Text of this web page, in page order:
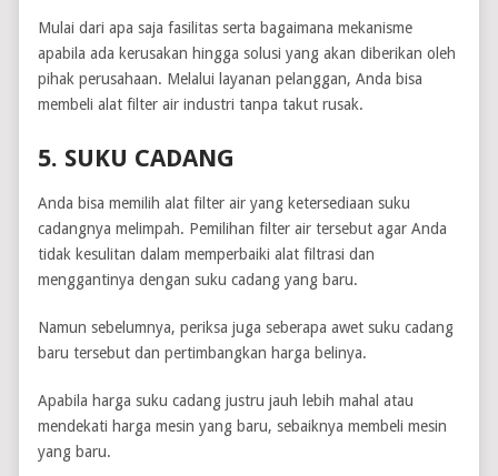
Mulai dari apa saja fasilitas serta bagaimana mekanisme
apabila ada kerusakan hingga solusi yang akan diberikan oleh
pihak perusahaan. Melalui layanan pelanggan, Anda bisa
membeli alat filter air industri tanpa takut rusak.
5. SUKU CADANG
Anda bisa memilih alat filter air yang ketersediaan suku
cadangnya melimpah. Pemilihan filter air tersebut agar Anda
tidak kesulitan dalam memperbaiki alat filtrasi dan
menggantinya dengan suku cadang yang baru.
Namun sebelumnya, periksa juga seberapa awet suku cadang
baru tersebut dan pertimbangkan harga belinya.
Apabila harga suku cadang justru jauh lebih mahal atau
mendekati harga mesin yang baru, sebaiknya membeli mesin
yang baru.